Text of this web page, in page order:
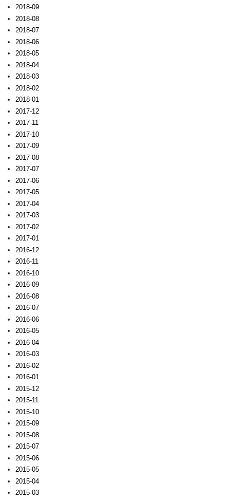
2018-09
2018-08
2018-07
2018-06
2018-05
2018-04
2018-03
2018-02
2018-01
2017-12
2017-11
2017-10
2017-09
2017-08
2017-07
2017-06
2017-05
2017-04
2017-03
2017-02
2017-01
2016-12
2016-11
2016-10
2016-09
2016-08
2016-07
2016-06
2016-05
2016-04
2016-03
2016-02
2016-01
2015-12
2015-11
2015-10
2015-09
2015-08
2015-07
2015-06
2015-05
2015-04
2015-03